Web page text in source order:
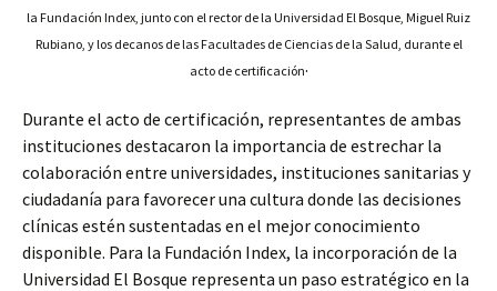
la Fundación Index, junto con el rector de la Universidad El Bosque, Miguel Ruiz
Rubiano, y los decanos de las Facultades de Ciencias de la Salud, durante el
acto de certificación.
Durante el acto de certificación, representantes de ambas
instituciones destacaron la importancia de estrechar la
colaboración entre universidades, instituciones sanitarias y
ciudadanía para favorecer una cultura donde las decisiones
clínicas estén sustentadas en el mejor conocimiento
disponible. Para la Fundación Index, la incorporación de la
Universidad El Bosque representa un paso estratégico en la